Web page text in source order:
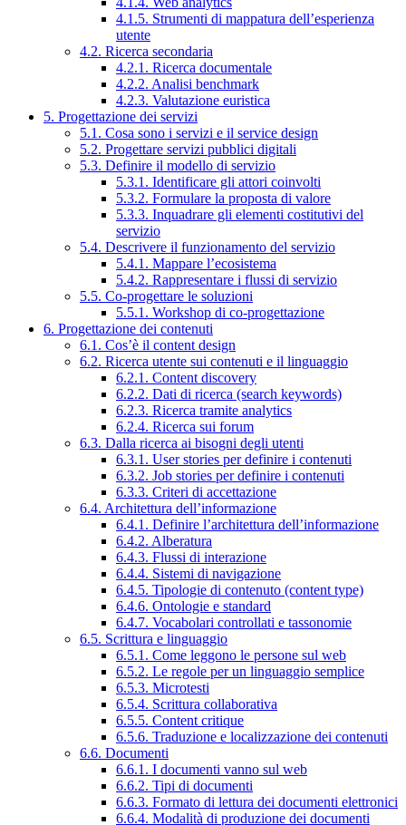
4.1.5. Strumenti di mappatura dell’esperienza
utente
4.2. Ricerca secondaria
4.2.1. Ricerca documentale
4.2.2. Analisi benchmark
4.2.3. Valutazione euristica
5. Progettazione dei servizi
5.1. Cosa sono i servizi e il service design
5.2. Progettare servizi pubblici digitali
5.3. Definire il modello di servizio
5.3.1. Identificare gli attori coinvolti
5.3.2. Formulare la proposta di valore
5.3.3. Inquadrare gli elementi costitutivi del
servizio
5.4. Descrivere il funzionamento del servizio
5.4.1. Mappare l’ecosistema
5.4.2. Rappresentare i flussi di servizio
5.5. Co-progettare le soluzioni
5.5.1. Workshop di co-progettazione
6. Progettazione dei contenuti
6.1. Cos’è il content design
6.2. Ricerca utente sui contenuti e il linguaggio
6.2.1. Content discovery
6.2.2. Dati di ricerca (search keywords)
6.2.3. Ricerca tramite analytics
6.2.4. Ricerca sui forum
6.3. Dalla ricerca ai bisogni degli utenti
6.3.1. User stories per definire i contenuti
6.3.2. Job stories per definire i contenuti
6.3.3. Criteri di accettazione
6.4. Architettura dell’informazione
6.4.1. Definire l’architettura dell’informazione
6.4.2. Alberatura
6.4.3. Flussi di interazione
6.4.4. Sistemi di navigazione
6.4.5. Tipologie di contenuto (content type)
6.4.6. Ontologie e standard
6.4.7. Vocabolari controllati e tassonomie
6.5. Scrittura e linguaggio
6.5.1. Come leggono le persone sul web
6.5.2. Le regole per un linguaggio semplice
6.5.3. Microtesti
6.5.4. Scrittura collaborativa
6.5.5. Content critique
6.5.6. Traduzione e localizzazione dei contenuti
6.6. Documenti
6.6.1. I documenti vanno sul web
6.6.2. Tipi di documenti
6.6.3. Formato di lettura dei documenti elettronici
6.6.4. Modalità di produzione dei documenti